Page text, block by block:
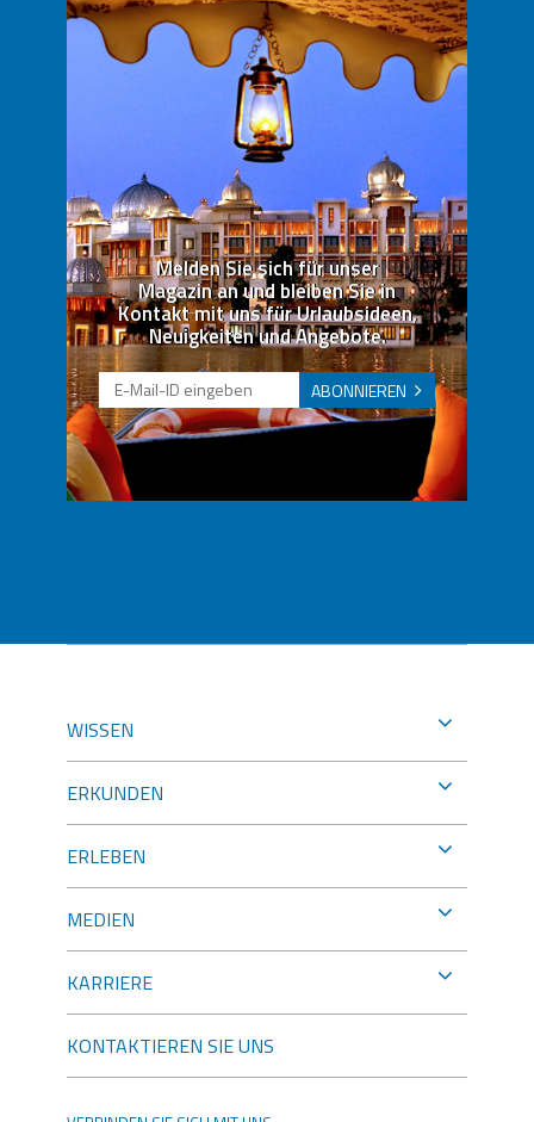
Melden Sie sich für unser
Magazin an und bleiben Sie in
Kontakt mit uns für Urlaubsideen,
Neuigkeiten und Angebote.
ABONNIEREN
WISSEN
ERKUNDEN
ERLEBEN
MEDIEN
KARRIERE
KONTAKTIEREN SIE UNS